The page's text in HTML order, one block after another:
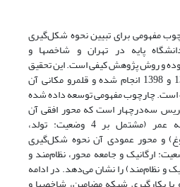
مفهومی برای تبیین نحوه شکل‌گیری
پایه در تهران و شاخصها و
و روش پژوهش کیفی است. این تحقیق
در بازه زمانی سال‌های 1397 و 1398 انجام شده و قلمرو مکانی آن
است. چارچوب مفهومی توسعه داده شده
سه‌درچهار است که محور افقی آن
جایگاه زیست‌بوم‌ در چرخه عمر (مشتمل بر 4 وضعیت: تولد،
و محور عمودی آن نحوه شکل‌گیری
(مشتمل بر 3 وضعیت: ارگانیک و جامعه محور، نظام‌مند و
و نظام‌مند) را نشان می‌دهد. در ادامه